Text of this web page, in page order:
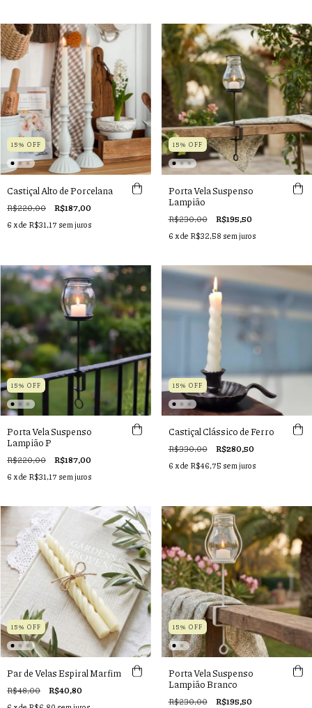
15% OFF
Castiçal Alto de Porcelana
R$220,00 R$187,00
6 x de R$31,17 sem juros
15% OFF
Porta Vela Suspenso
Lampião
R$230,00 R$195,50
6 x de R$32,58 sem juros
15% OFF
Porta Vela Suspenso
Lampião P
R$220,00 R$187,00
6 x de R$31,17 sem juros
15% OFF
Castiçal Clássico de Ferro
R$330,00 R$280,50
6 x de R$46,75 sem juros
15% OFF
Par de Velas Espiral Marfim
R$48,00 R$40,80
15% OFF
Porta Vela Suspenso
Lampião Branco
R$230,00 R$195,50